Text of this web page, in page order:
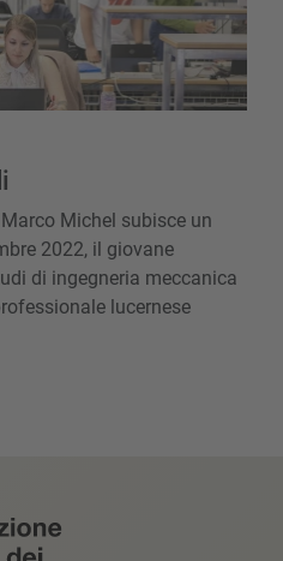
Michel subisce un
2022, il giovane
di ingegneria meccanica
lucernese